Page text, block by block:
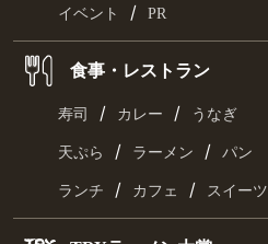
イベント / PR
食事・レストラン
寿司 / カレー / うなぎ
天ぷら / ラーメン / パン
ランチ / カフェ / スイーツ